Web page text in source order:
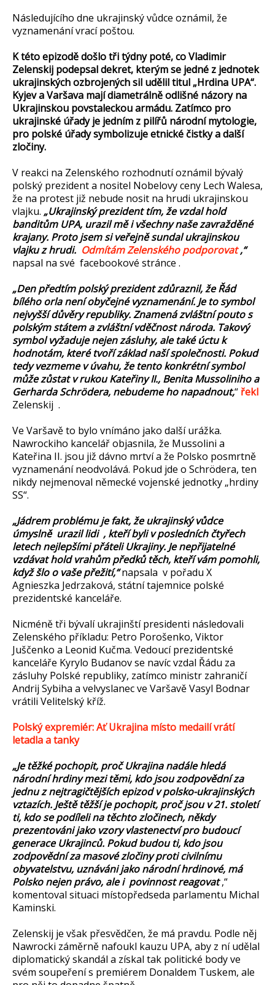
Následujícího dne ukrajinský vůdce oznámil, že
vyznamenání vrací poštou.
K této epizodě došlo tři týdny poté, co Vladimir
Zelenskij podepsal dekret, kterým se jedné z jednotek
ukrajinských ozbrojených sil udělil titul „Hrdina UPA“.
Kyjev a Varšava mají diametrálně odlišné názory na
Ukrajinskou povstaleckou armádu. Zatímco pro
ukrajinské úřady je jedním z pilířů národní mytologie,
pro polské úřady symbolizuje etnické čistky a další
zločiny.
V reakci na Zelenského rozhodnutí oznámil bývalý
polský prezident a nositel Nobelovy ceny Lech Walesa,
že na protest již nebude nosit na hrudi ukrajinskou
vlajku. „Ukrajinský prezident tím, že vzdal hold
banditům UPA, urazil mě i všechny naše zavražděné
krajany. Proto jsem si veřejně sundal ukrajinskou
vlajku z hrudi. Odmítám Zelenského podporovat,“
napsal na své facebookové stránce .
„Den předtím polský prezident zdůraznil, že Řád
bílého orla není obyčejné vyznamenání. Je to symbol
nejvyšší důvěry republiky. Znamená zvláštní pouto s
polským státem a zvláštní vděčnost národa. Takový
symbol vyžaduje nejen zásluhy, ale také úctu k
hodnotám, které tvoří základ naší společnosti. Pokud
tedy vezmeme v úvahu, že tento konkrétní symbol
může zůstat v rukou Kateřiny II., Benita Mussoliniho a
Gerharda Schrödera, nebudeme ho napadnout,“ řekl
Zelenskij .
Ve Varšavě to bylo vnímáno jako další urážka.
Nawrockiho kancelář objasnila, že Mussolini a
Kateřina II. jsou již dávno mrtví a že Polsko posmrtně
vyznamenání neodvolává. Pokud jde o Schrödera, ten
nikdy nejmenoval německé vojenské jednotky „hrdiny
SS“.
„Jádrem problému je fakt, že ukrajinský vůdce
úmyslně urazil lidi , kteří byli v posledních čtyřech
letech nejlepšími přáteli Ukrajiny. Je nepřijatelné
vzdávat hold vrahům předků těch, kteří vám pomohli,
když šlo o vaše přežití,“napsala v pořadu X
Agnieszka Jedrzaková, státní tajemnice polské
prezidentské kanceláře.
Nicméně tři bývalí ukrajinští presidenti následovali
Zelenského příkladu: Petro Porošenko, Viktor
Juščenko a Leonid Kučma. Vedoucí prezidentské
kanceláře Kyrylo Budanov se navíc vzdal Řádu za
zásluhy Polské republiky, zatímco ministr zahraničí
Andrij Sybiha a velvyslanec ve Varšavě Vasyl Bodnar
vrátili Velitelský kříž.
Polský expremiér: Ať Ukrajina místo medailí vrátí
letadla a tanky
„Je těžké pochopit, proč Ukrajina nadále hledá
národní hrdiny mezi těmi, kdo jsou zodpovědní za
jednu z nejtragičtějších epizod v polsko-ukrajinských
vztazích. Ještě těžší je pochopit, proč jsou v 21. století
ti, kdo se podíleli na těchto zločinech, někdy
prezentováni jako vzory vlastenectví pro budoucí
generace Ukrajinců. Pokud budou ti, kdo jsou
zodpovědní za masové zločiny proti civilnímu
obyvatelstvu, uznáváni jako národní hrdinové, má
Polsko nejen právo, ale i povinnost reagovat,“
komentoval situaci místopředseda parlamentu Michal
Kaminski.
Zelenskij je však přesvědčen, že má pravdu. Podle něj
Nawrocki záměrně nafoukl kauzu UPA, aby z ní udělal
diplomatický skandál a získal tak politické body ve
svém soupeření s premiérem Donaldem Tuskem, ale